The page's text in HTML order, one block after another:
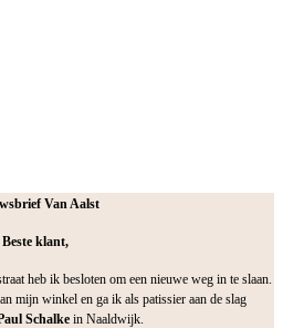
Van Aalst
Beste klant,
heb ik besloten om een nieuwe weg in te slaan.
mijn winkel en ga ik als patissier aan de slag
Schalke in Naaldwijk.